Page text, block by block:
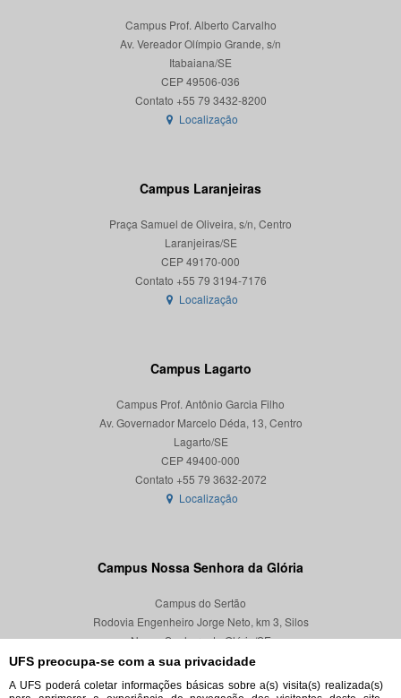
UFS preocupa-se com a sua privacidade
A UFS poderá coletar informações básicas sobre a(s) visita(s) realizada(s)
Campus Prof. Alberto Carvalho
Av. Vereador Olímpio Grande, s/n
Itabaiana/SE
CEP 49506-036
Localização
Campus Laranjeiras
Praça Samuel de Oliveira, s/n, Centro
Laranjeiras/SE
CEP 49170-000
Localização
Campus Lagarto
Campus Prof. Antônio Garcia Filho
Av. Governador Marcelo Déda, 13, Centro
Lagarto/SE
CEP 49400-000
Localização
Campus Nossa Senhora da Glória
Campus do Sertão
Rodovia Engenheiro Jorge Neto, km 3, Silos
Nossa Senhora da Glória/SE
CEP 49680-000